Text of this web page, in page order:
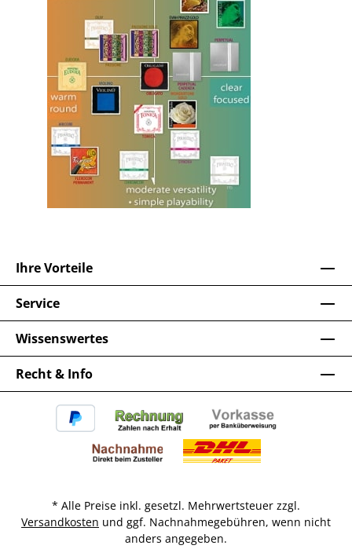
Recht & Info
Ihre Vorteile
Service
Wissenswertes
* Alle Preise inkl. gesetzl. Mehrwertsteuer zzgl.
Versandkosten und ggf. Nachnahmegebühren, wenn nicht
anders angegeben.